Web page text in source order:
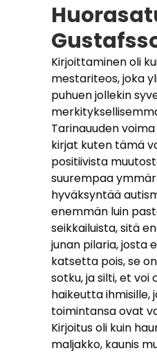
Kirjoittaminen oli
mestariteos, joka
puhuen jollekin
Tarinauuden
kirjat kuten tämä
positiivista
suurempaa
hyväksyntää
enemmän luin
seikkailuista, sitä
junan pilaria, josta
katsetta pois, se
sotku, ja silti, et
haikeutta ihmisille,
toimintansa ovat
Kirjoitus oli kuin
maljakko, kaunis